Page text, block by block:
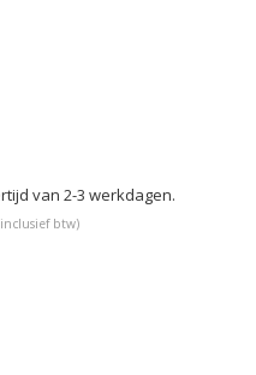
inclusief btw)